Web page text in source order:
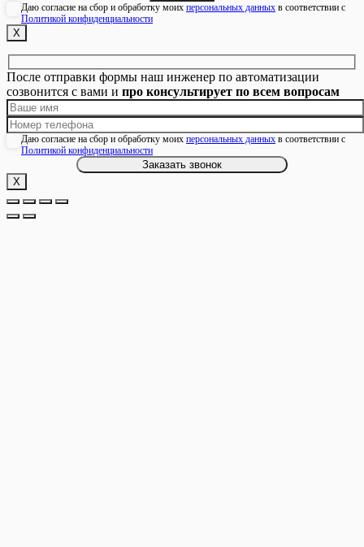
Даю согласие на сбор и обработку моих персональных данных в соответствии с
Политикой конфиденциальности
Х
После отправки формы наш инженер по автоматизации
созвонится с вами и про консультирует по всем вопросам
Даю согласие на сбор и обработку моих персональных данных в соответствии с
Политикой конфиденциальности
Х